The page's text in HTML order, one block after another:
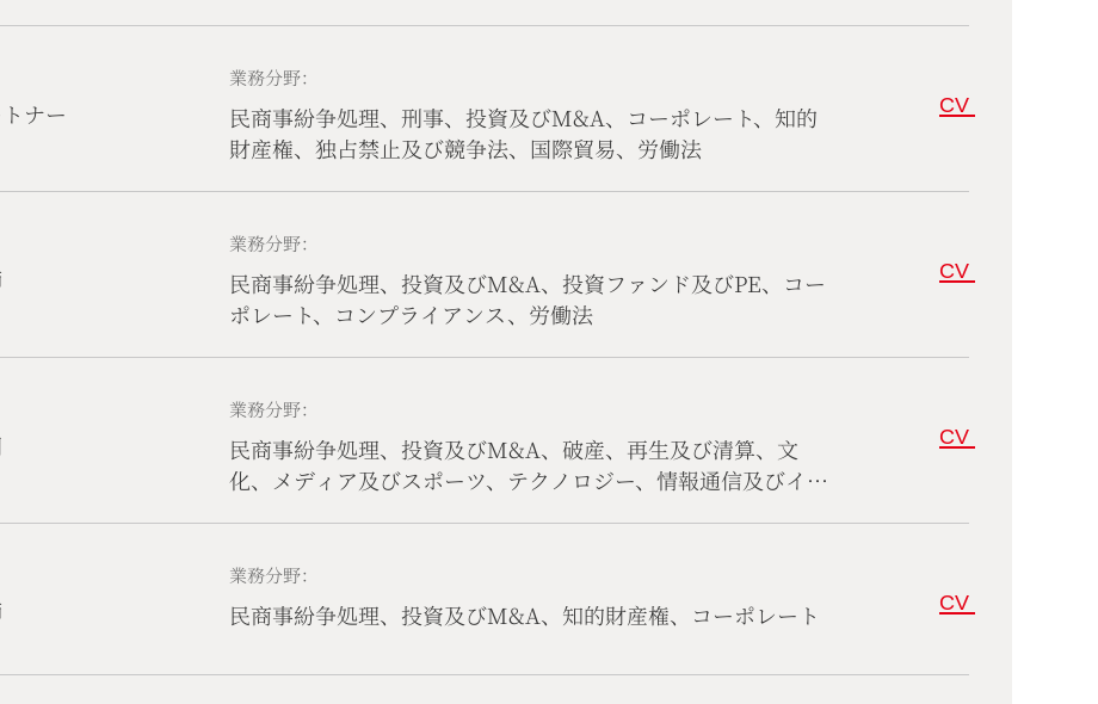
ナー
業務分野：
民商事紛争処理、刑事、投資及びM&A、コーポレート、知的
財産権、独占禁止及び競争法、国際貿易、労働法
CV
業務分野：
民商事紛争処理、投資及びM&A、投資ファンド及びPE、コー
ポレート、コンプライアンス、労働法
CV
業務分野：
民商事紛争処理、投資及びM&A、破産、再生及び清算、文
化、メディア及びスポーツ、テクノロジー、情報通信及びイン
CV
業務分野：
民商事紛争処理、投資及びM&A、知的財産権、コーポレート CV